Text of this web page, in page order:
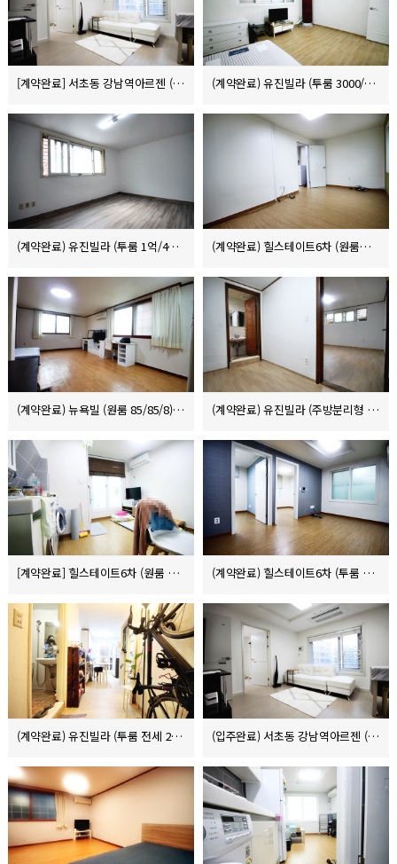
[계약완료] 서초동 강남역아르젠 (원룸원거실 단기렌트 300/140) (계약완료) 유진빌라 (투룸 3000/67/8)
(계약완료) 유진빌라 (투룸 1억/43/8) (계약완료) 힐스테이트6차 (원룸원거실 1000/70/10)
(계약완료) 뉴욕빌 (원룸 85/85/8) (계약완료) 유진빌라 (주방분리형 1000/45/5)
[계약완료] 힐스테이트6차 (원룸 전세 1.6억) (계약완료) 힐스테이트6차 (투룸 3000/100 또는 3.5억 전세)
(계약완료) 유진빌라 (투룸 전세 2.1억) (입주완료) 서초동 강남역아르젠 (원룸원거실 단기렌트 300/140)